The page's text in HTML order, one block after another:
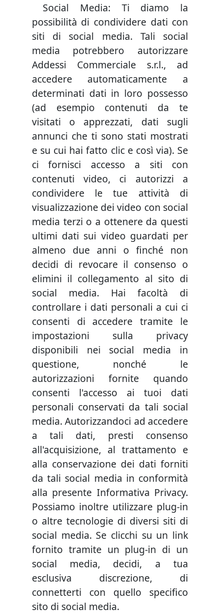
Social Media: Ti diamo la
possibilità di condividere dati con
siti di social media. Tali social
media potrebbero autorizzare
Addessi Commerciale s.r.l., ad
accedere automaticamente a
determinati dati in loro possesso
(ad esempio contenuti da te
visitati o apprezzati, dati sugli
annunci che ti sono stati mostrati
e su cui hai fatto clic e così via). Se
ci fornisci accesso a siti con
contenuti video, ci autorizzi a
condividere le tue attività di
visualizzazione dei video con social
media terzi o a ottenere da questi
ultimi dati sui video guardati per
almeno due anni o finché non
decidi di revocare il consenso o
elimini il collegamento al sito di
social media. Hai facoltà di
controllare i dati personali a cui ci
consenti di accedere tramite le
impostazioni sulla privacy
disponibili nei social media in
questione, nonché le
autorizzazioni fornite quando
consenti l'accesso ai tuoi dati
personali conservati da tali social
media. Autorizzandoci ad accedere
a tali dati, presti consenso
all'acquisizione, al trattamento e
alla conservazione dei dati forniti
da tali social media in conformità
alla presente Informativa Privacy.
Possiamo inoltre utilizzare plug-in
o altre tecnologie di diversi siti di
social media. Se clicchi su un link
fornito tramite un plug-in di un
social media, decidi, a tua
esclusiva discrezione, di
connetterti con quello specifico
sito di social media.